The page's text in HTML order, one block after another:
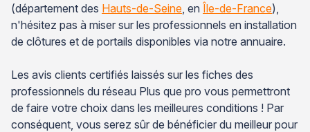
(département des Hauts-de-Seine , en Île-de-France),
n'hésitez pas à miser sur les professionnels en installation
de clôtures et de portails disponibles via notre annuaire.
Les avis clients certifiés laissés sur les fiches des
professionnels du réseau Plus que pro vous permettront
de faire votre choix dans les meilleures conditions ! Par
conséquent, vous serez sûr de bénéficier du meilleur pour